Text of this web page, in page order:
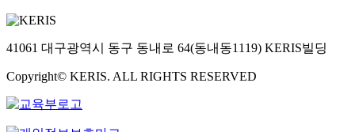
41061 대구광역시 동구 동내로 64(동내동1119) KERIS빌딩
Copyright© KERIS. ALL RIGHTS RESERVED